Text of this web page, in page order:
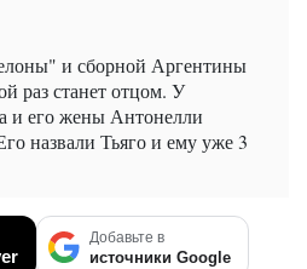
и сборной Аргентины
раз станет отцом. У
и его жены Антонелли
назвали Тьяго и ему уже 3
Добавьте в
источники Google